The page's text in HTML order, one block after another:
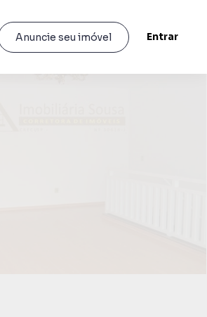
Anuncie seu imóvel Entrar